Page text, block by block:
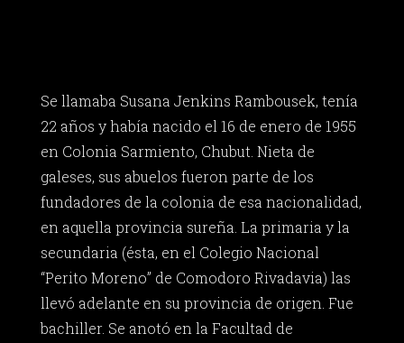
Se llamaba Susana Jenkins Rambousek, tenía
22 años y había nacido el 16 de enero de 1955
en Colonia Sarmiento, Chubut. Nieta de
galeses, sus abuelos fueron parte de los
fundadores de la colonia de esa nacionalidad,
en aquella provincia sureña. La primaria y la
secundaria (ésta, en el Colegio Nacional
“Perito Moreno” de Comodoro Rivadavia) las
llevó adelante en su provincia de origen. Fue
bachiller. Se anotó en la Facultad de